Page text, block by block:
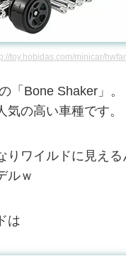
toy.hobidas.com/minicar/
「Bone Shaker」。
気の高い車種です。
りワイルドに見え
ルｗ
は